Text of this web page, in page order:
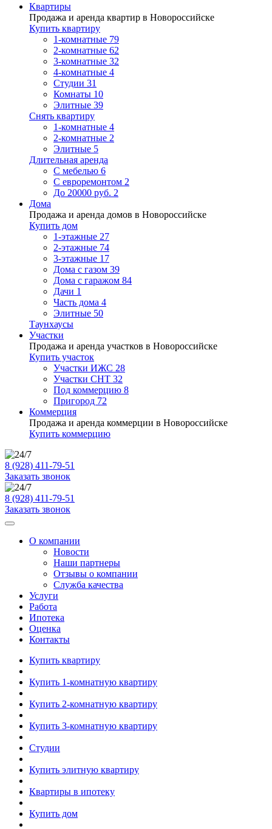
Квартиры
Продажа и аренда квартир в Новороссийске
Купить квартиру
1-комнатные 79
2-комнатные 62
3-комнатные 32
4-комнатные 4
Студии 31
Комнаты 10
Элитные 39
Снять квартиру
1-комнатные 4
2-комнатные 2
Элитные 5
Длительная аренда
С мебелью 6
С евроремонтом 2
До 20000 руб. 2
Дома
Продажа и аренда домов в Новороссийске
Купить дом
1-этажные 27
2-этажные 74
3-этажные 17
Дома с газом 39
Дома с гаражом 84
Дачи 1
Часть дома 4
Элитные 50
Таунхаусы
Участки
Продажа и аренда участков в Новороссийске
Купить участок
Участки ИЖС 28
Участки СНТ 32
Под коммерцию 8
Пригород 72
Коммерция
Продажа и аренда коммерции в Новороссийске
Купить коммерцию
8 (928) 411-79-51
Заказать звонок
8 (928) 411-79-51
Заказать звонок
О компании
Новости
Наши партнеры
Отзывы о компании
Служба качества
Услуги
Работа
Ипотека
Оценка
Контакты
Купить квартиру
Купить 1-комнатную квартиру
Купить 2-комнатную квартиру
Купить 3-комнатную квартиру
Студии
Купить элитную квартиру
Квартиры в ипотеку
Купить дом